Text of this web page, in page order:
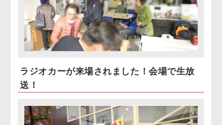
ラジオカーが来場されました！会場で生放
送！